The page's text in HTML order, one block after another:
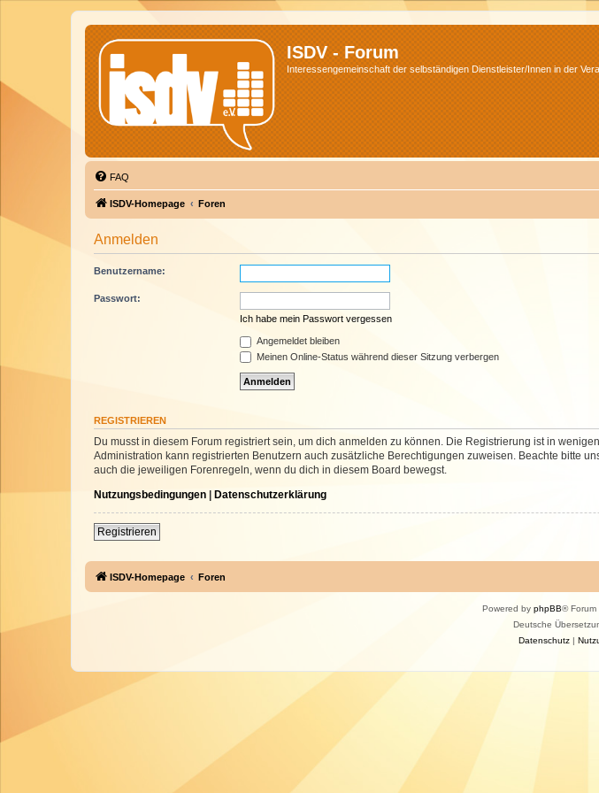
ISDV - Forum
Interessengemeinschaft der selbständigen Dienstleister/Innen in der
FAQ
ISDV-Homepage Foren
Anmelden
Benutzername:
Passwort:
Ich habe mein Passwort vergessen
Angemeldet bleiben
Meinen Online-Status während dieser Sitzung verbergen
REGISTRIEREN
Du musst in diesem Forum registriert sein, um dich anmelden zu können. Die Registrierung ist in
Administration kann registrierten Benutzern auch zusätzliche Berechtigungen zuweisen. Beachte bitte
auch die jeweiligen Forenregeln, wenn du dich in diesem Board bewegst.
Nutzungsbedingungen | Datenschutzerklärung
Registrieren
ISDV-Homepage Foren
Powered by phpBB® Forum
Deutsche
Datenschutz|